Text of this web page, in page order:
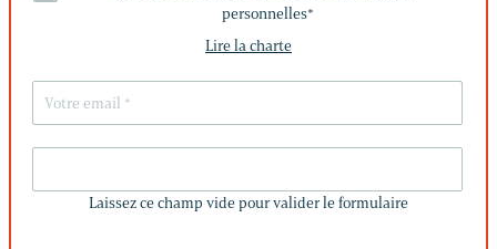
personnelles*
Lire la charte
CHAMP
Laissez ce champ vide pour valider le formulaire